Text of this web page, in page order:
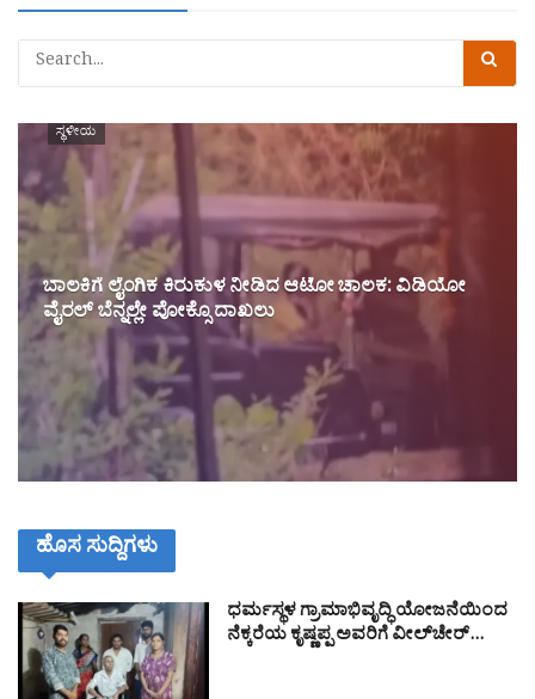
ಸ್ಥಳೀಯ
ಬಾಲಕಿಗೆ ಲೈಂಗಿಕ ಕಿರುಕುಳ ನೀಡಿದ ಆಟೋ ಚಾಲಕ: ವಿಡಿಯೋ
ವೈರಲ್ ಬೆನ್ನಲ್ಲೇ ಪೋಕ್ಸೊ ದಾಖಲು
ಹೊಸ ಸುದ್ದಿಗಳು
ಧರ್ಮಸ್ಥಳ ಗ್ರಾಮಾಭಿವೃದ್ಧಿ ಯೋಜನೆಯಿಂದ
ನೆಕ್ಕರೆಯ ಕೃಷ್ಣಪ್ಪ ಅವರಿಗೆ ವೀಲ್‌ಚೇರ್…